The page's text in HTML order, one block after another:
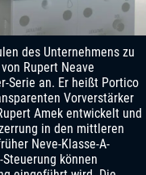
des Unternehmens zu
Rupert Neave
Serie an. Er heißt Portico
Vorverstärker
Amek entwickelt und
in den mittleren
Neve-Klasse-A-
können